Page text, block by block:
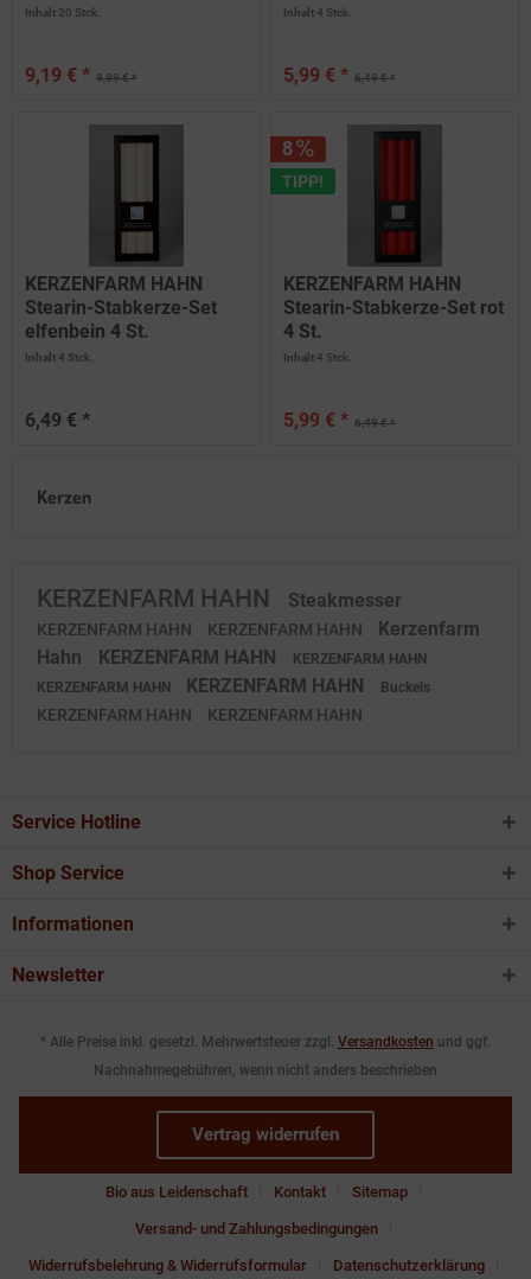
Inhalt 20 Stck.
9,99 € *
9,19 € *
Inhalt4 Stck.
6,49 € *
5,99 € *
KERZENFARM HAHN
Stearin-Stabkerze-Set
elfenbein 4 St.
Inhalt4 Stck.
6,49 € *
8
TIPP!
KERZENFARM HAHN
Stearin-Stabkerze-Set rot
4 St.
Inhalt4 Stck.
6,49 € *
5,99 € *
Kerzen
KERZENFARM HAHN Steakmesser
KERZENFARM HAHN KERZENFARM HAHN
Kerzenfarm
Hahn
KERZENFARM HAHN
KERZENFARM HAHN
KERZENFARM HAHN
KERZENFARM HAHN Buckels
KERZENFARM HAHN KERZENFARM HAHN
Service Hotline
Shop Service
Informationen
Newsletter
* Alle Preise inkl. gesetzl. Mehrwertsteuer zzgl. Versandkosten und ggf.
Nachnahmegebühren, wenn nicht anders beschrieben
Vertrag widerrufen
Bio aus Leidenschaft Kontakt Sitemap
Versand- und Zahlungsbedingungen
Widerrufsbelehrung & Widerrufsformular Datenschutzerklärung